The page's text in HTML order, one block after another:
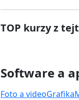
TOP kurzy z
Software a
Foto a videoGrafika